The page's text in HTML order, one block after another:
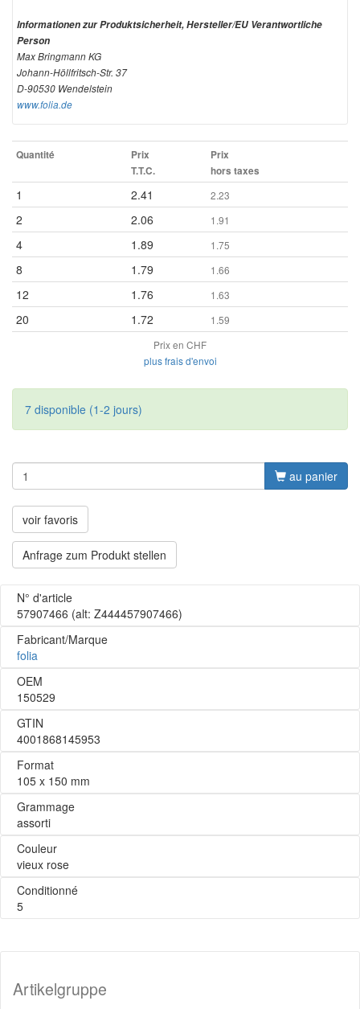
Informationen zur Produktsicherheit, Hersteller/EU Verantwortliche
Person
Max Bringmann KG
Johann-Höllfritsch-Str. 37
D-90530 Wendelstein
www.folia.de
Quantité
Prix
T.T.C.
Prix
hors taxes
1 2.41 2.23
2 2.06 1.91
4 1.89 1.75
8 1.79 1.66
12 1.76 1.63
20 1.72
1.59
Prix en CHF
plus frais d'envoi
7 disponible (1-2 jours)
au panier
voir favoris
Anfrage zum Produkt stellen
N° d'article
57907466 (alt: Z444457907466)
Fabricant/Marque
folia
OEM
150529
GTIN
4001868145953
Format
105 x 150 mm
Grammage
assorti
Couleur
vieux rose
Conditionné
5
Artikelgruppe